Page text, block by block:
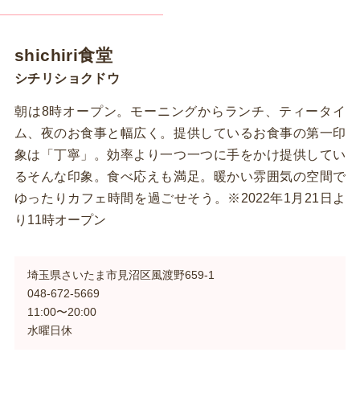
shichiri食堂
シチリショクドウ
朝は8時オープン。モーニングからランチ、ティータイ
ム、夜のお食事と幅広く。提供しているお食事の第一印
象は「丁寧」。効率より一つ一つに手をかけ提供してい
るそんな印象。食べ応えも満足。暖かい雰囲気の空間で
ゆったりカフェ時間を過ごせそう。※2022年1月21日よ
り11時オープン
埼玉県さいたま市見沼区風渡野659-1
048-672-5669
11:00〜20:00
水曜日休